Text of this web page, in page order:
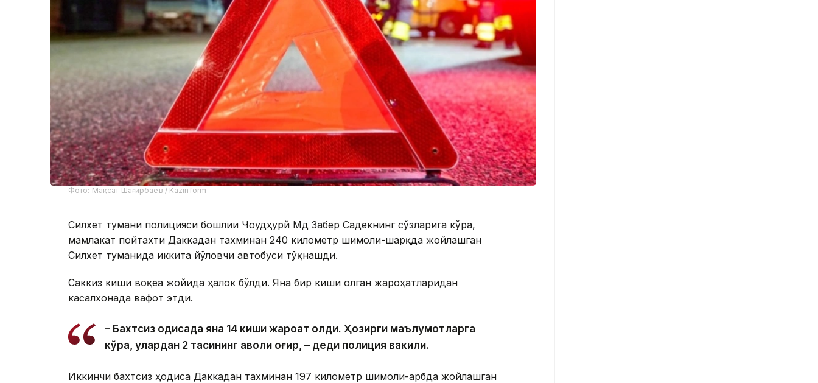
Фото: Мақсат Шағирбаев / Kazinform
Силхет тумани полицияси бошлиғи Чоудҳурй Мд Забер Садекнинг сўзларига кўра,
мамлакат пойтахти Даккадан тахминан 240 километр шимоли-шарқда жойлашган
Силхет туманида иккита йўловчи автобуси тўқнашди.
Саккиз киши воқеа жойида ҳалок бўлди. Яна бир киши олган жароҳатларидан
касалхонада вафот этди.
– Бахтсиз ҳодисада яна 14 киши жароҳат олди. Ҳозирги маълумотларга
кўра, улардан 2 тасининг аҳволи оғир, – деди полиция вакили.
Иккинчи бахтсиз ҳодиса Даккадан тахминан 197 километр шимоли-ғарбда жойлашган